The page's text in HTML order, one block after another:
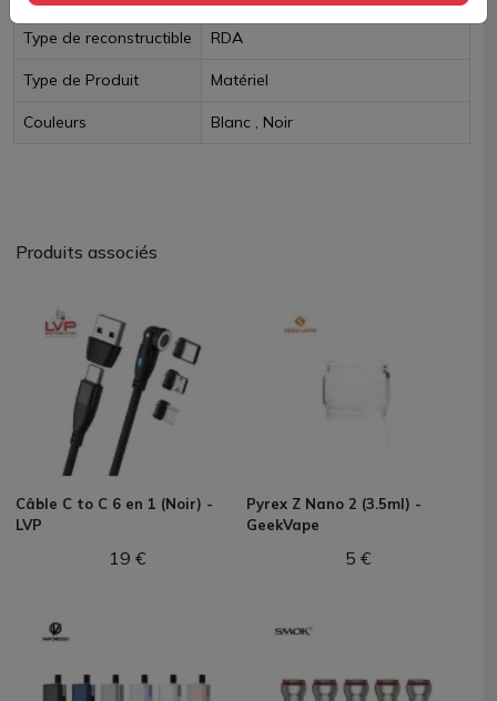
Type de reconstructible RDA
Type de Produit Matériel
Couleurs Blanc , Noir
Produits associés
Câble C to C 6 en 1 (Noir) -
LVP
19 €
Pyrex Z Nano 2 (3.5ml) -
GeekVape
5 €